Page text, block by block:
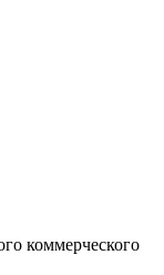
коммерческого